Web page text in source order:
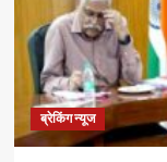
ब्रेकिंग न्यूज